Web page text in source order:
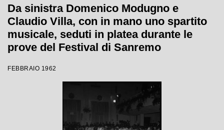
Da sinistra Domenico Modugno e
Claudio Villa, con in mano uno spartito
musicale, seduti in platea durante le
prove del Festival di Sanremo
FEBBRAIO 1962